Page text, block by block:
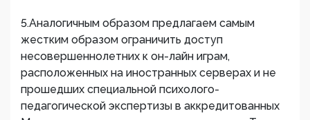
5.Аналогичным образом предлагаем самым
жестким образом ограничить доступ
несовершеннолетних к он-лайн играм,
расположенных на иностранных серверах и не
прошедших специальной психолого-
педагогической экспертизы в аккредитованных